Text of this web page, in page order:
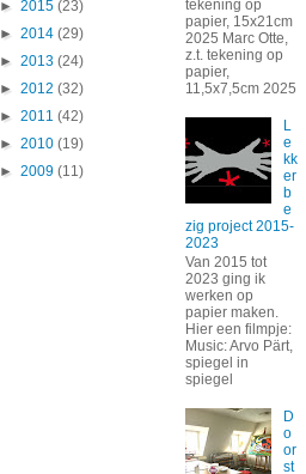
► 2015 (23)
► 2014 (29)
► 2013 (24)
► 2012 (32)
► 2011 (42)
► 2010 (19)
► 2009 (11)
tekening op
papier, 15x21cm
2025 Marc Otte,
z.t. tekening op
papier,
11,5x7,5cm 2025
L
e
kk
er
b
e
zig project 2015-
2023
Van 2015 tot
2023 ging ik
werken op
papier maken.
Hier een filmpje:
Music: Arvo Pärt,
spiegel in
spiegel
D
o
or
st